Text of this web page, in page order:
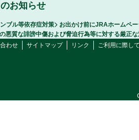
お知らせ
ブル等依存症対策
お出かけ前にJRAホームペ
悪質な誹謗中傷および脅迫行為等に対する厳正
わせ
サイトマップ リンク ご利用に際し